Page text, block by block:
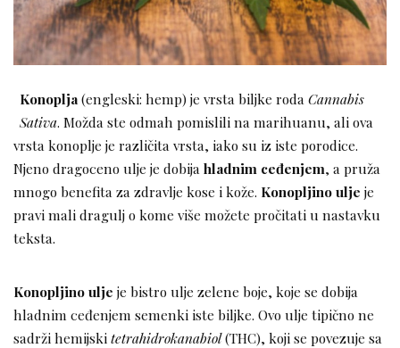
Konoplja(engleski: hemp) je vrsta biljke roda Cannabis
Sativa. Možda ste odmah pomislili na marihuanu, ali ova
vrsta konoplje je različita vrsta, iako su iz iste porodice.
Njeno dragoceno ulje je dobija hladnim ceđenjem, a pruža
mnogo benefita za zdravlje kose i kože. Konopljino ulje je
pravi mali dragulj o kome više možete pročitati u nastavku
teksta.
Konopljino ulje je bistro ulje zelene boje, koje se dobija
hladnim ceđenjem semenki iste biljke. Ovo ulje tipično ne
sadrži hemijskitetrahidrokanabiol(THC), koji se povezuje sa